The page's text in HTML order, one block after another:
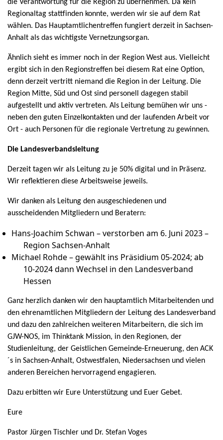
die Verantwortung für die Region zu übernehmen. Da kein
Regionaltag stattfinden konnte, werden wir sie auf dem Rat
wählen. Das Hauptamtlichentreffen fungiert derzeit in Sachsen-
Anhalt als das wichtigste Vernetzungsorgan.
Ähnlich sieht es immer noch in der Region West aus. Vielleicht
ergibt sich in den Regionstreffen bei diesem Rat eine Option,
denn derzeit vertritt niemand die Region in der Leitung. Die
Region Mitte, Süd und Ost sind personell dagegen stabil
aufgestellt und aktiv vertreten. Als Leitung bemühen wir uns -
neben den guten Einzelkontakten und der laufenden Arbeit vor
Ort - auch Personen für die regionale Vertretung zu gewinnen.
Die Landesverbandsleitung
Derzeit tagen wir als Leitung zu je 50% digital und in Präsenz.
Wir reflektieren diese Arbeitsweise jeweils.
Wir danken als Leitung den ausgeschiedenen und
ausscheidenden Mitgliedern und Beratern:
Hans-Joachim Schwan – verstorben am 6. Juni 2023 –
Region Sachsen-Anhalt
Michael Rohde – gewählt ins Präsidium 05-2024; ab
10-2024 dann Wechsel in den Landesverband
Hessen
Ganz herzlich danken wir den hauptamtlich Mitarbeitenden und
den ehrenamtlichen Mitgliedern der Leitung des Landesverband
und dazu den zahlreichen weiteren Mitarbeitern, die sich im
GJW-NOS, im Thinktank Mission, in den Regionen, der
Studienleitung, der Geistlichen Gemeinde-Erneuerung, den ACK
´s in Sachsen-Anhalt, Ostwestfalen, Niedersachsen und vielen
anderen Bereichen hervorragend engagieren.
Dazu erbitten wir Eure Unterstützung und Euer Gebet.
Eure
Pastor Jürgen Tischler und Dr. Stefan Voges